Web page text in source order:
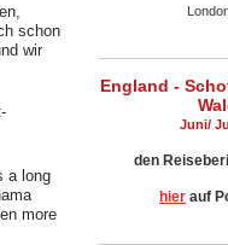
schon
wir
a long
more
England -
Juni/
den
hier auf